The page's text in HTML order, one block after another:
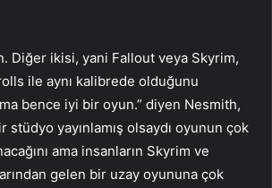
Diğer ikisi, yani Fallout veya Skyrim,
ile aynı kalibrede olduğunu
bence iyi bir oyun.” diyen Nesmith,
stüdyo yayınlamış olsaydı oyunun çok
ama insanların Skyrim ve
gelen bir uzay oyununa çok